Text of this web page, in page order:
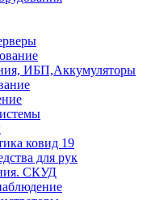
ИБП,Аккумуляторы
ковид 19
для рук
СКУД